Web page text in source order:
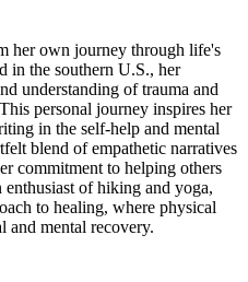
her own journey through life's
in the southern U.S., her
understanding of trauma and
personal journey inspires her
in the self-help and mental
blend of empathetic narratives
commitment to helping others
of hiking and yoga,
to healing, where physical
and mental recovery.